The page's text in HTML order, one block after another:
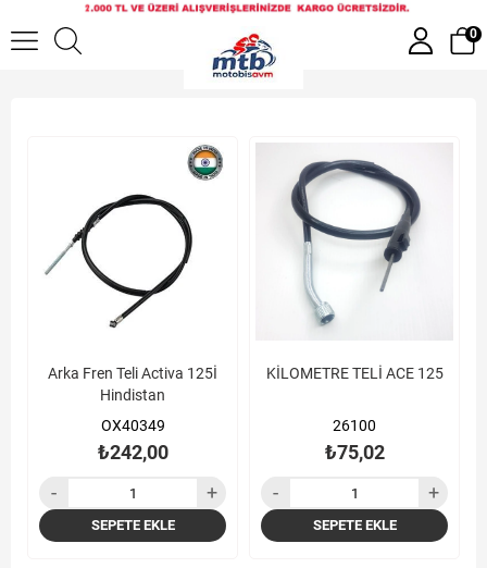
0
Arka Fren Teli Activa 125İ
Hindistan
OX40349
₺242,00
SEPETE EKLE
KİLOMETRE TELİ ACE 125
26100
₺75,02
SEPETE EKLE